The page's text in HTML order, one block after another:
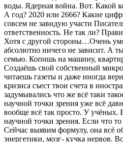
воды. Ядерная война. Вот. Какой
А год? 2020 или 2666? Какие
совсем не завидую участи
ответственность. Не так ли?
Хотя с другой стороны…Очень
абсолютно ничего не зависит. А
семью. Копишь на машину,
Создаёшь свой собственный
читаешь газеты и даже иногда
кризиса съест твои счета в
задумывались что же всё таки
научной точки зрения уже всё
вообще всё так просто. У учёных.
научной точки зрения. Если что
Сейчас выявим формулу, она всё
энергетики, мозг- кучка нервов.